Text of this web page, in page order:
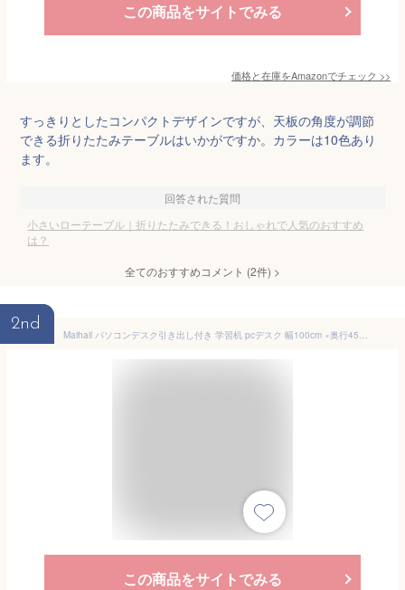
この商品をサイトでみる
価格と在庫をAmazonでチェック >>
すっきりとしたコンパクトデザインですが、天板の角度が調節
できる折りたたみテーブルはいかがですか。カラーは10色あり
ます。
回答された質問
小さいローテーブル｜折りたたみできる！おしゃれで人気のおすすめ
は？
全てのおすすめコメント (2件) >
2nd
Maihail パソコンデスク引き出し付き 学習机 pcデスク 幅100cm ×奥行45cm ゲーミングデスク左右入替可 オフィスデスク 勉強机 ビンテージ+ビンテージ
この商品をサイトでみる